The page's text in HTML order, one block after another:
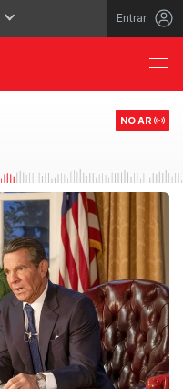
Entrar
NO AR